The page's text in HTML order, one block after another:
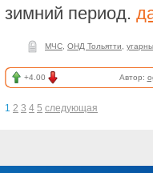
зимний период.
МЧС ОНД Тольятти
+4.00 Автор:
1 2 3 4 5 следующая